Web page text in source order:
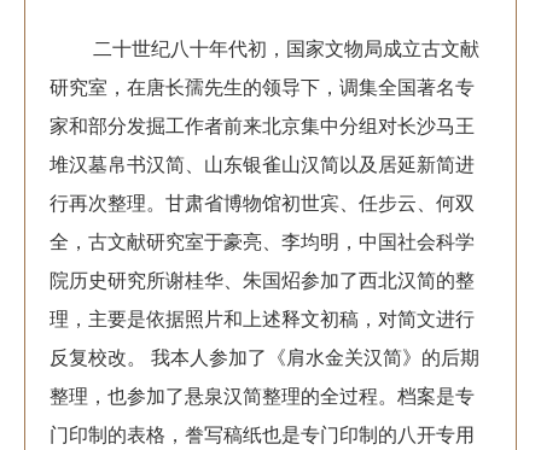
二十世纪八十年代初，国家文物局成立古文献
研究室，在唐长孺先生的领导下，调集全国著名专
家和部分发掘工作者前来北京集中分组对长沙马王
堆汉墓帛书汉简、山东银雀山汉简以及居延新简进
行再次整理。甘肃省博物馆初世宾、任步云、何双
全，古文献研究室于豪亮、李均明，中国社会科学
院历史研究所谢桂华、朱国炤参加了西北汉简的整
理，主要是依据照片和上述释文初稿，对简文进行
反复校改。 我本人参加了《肩水金关汉简》的后期
整理，也参加了悬泉汉简整理的全过程。档案是专
门印制的表格，誊写稿纸也是专门印制的八开专用